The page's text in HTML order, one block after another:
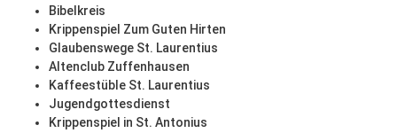
Bibelkreis
Krippenspiel Zum Guten Hirten
Glaubenswege St. Laurentius
Altenclub Zuffenhausen
Kaffeestüble St. Laurentius
Jugendgottesdienst
Krippenspiel in St. Antonius